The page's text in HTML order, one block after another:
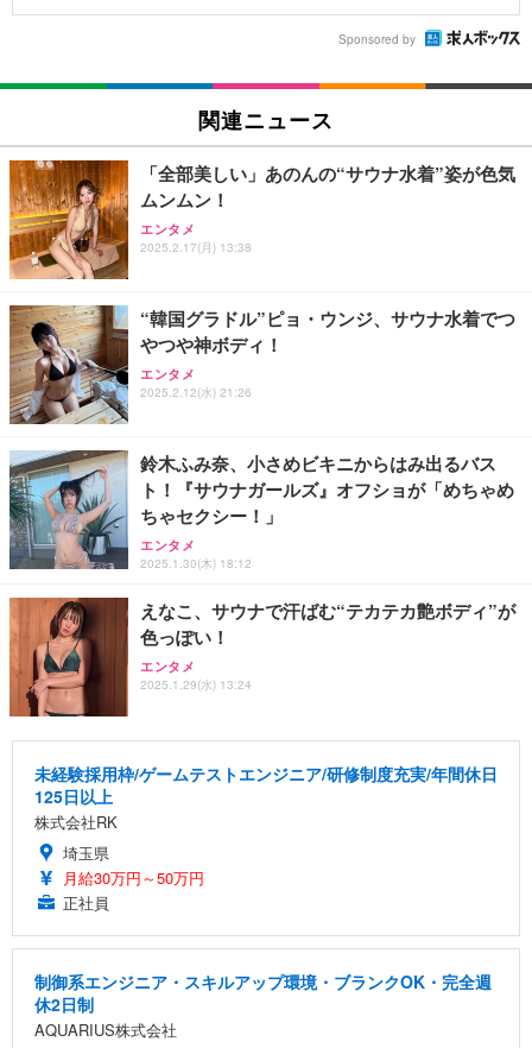
Sponsored by
関連ニュース
「全部美しい」あのんの“サウナ水着”姿が色気
ムンムン！
エンタメ
2025.2.17(月) 13:38
“韓国グラドル”ピョ・ウンジ、サウナ水着でつ
やつや神ボディ！
エンタメ
2025.2.12(水) 21:26
鈴木ふみ奈、小さめビキニからはみ出るバス
ト！『サウナガールズ』オフショが「めちゃめ
ちゃセクシー！」
エンタメ
2025.1.30(木) 18:12
えなこ、サウナで汗ばむ“テカテカ艶ボディ”が
色っぽい！
エンタメ
2025.1.29(水) 13:24
未経験採用枠/ゲームテストエンジニア/研修制度充実/年間休日
125日以上
株式会社RK
埼玉県
月給30万円～50万円
正社員
制御系エンジニア・スキルアップ環境・ブランクOK・完全週
休2日制
AQUARIUS株式会社